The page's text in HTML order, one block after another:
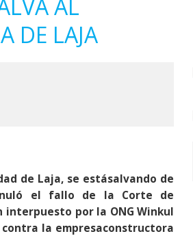
AL
DE LAJA
de Laja, se estásalvando de
el fallo de la Corte de
interpuesto por la ONG Winkul
la empresaconstructora